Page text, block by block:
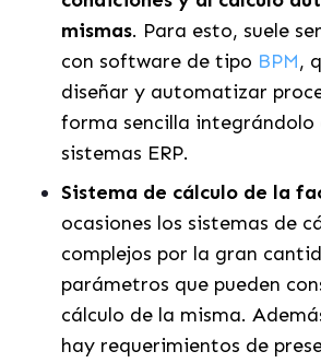
mismas. Para esto, suele
con software de tipo BPM,
diseñar y automatizar
forma sencilla integrándolo
sistemas ERP.
Sistema de cálculo de la
ocasiones los sistemas de
complejos por la gran
parámetros que pueden
cálculo de la misma.
hay requerimientos de